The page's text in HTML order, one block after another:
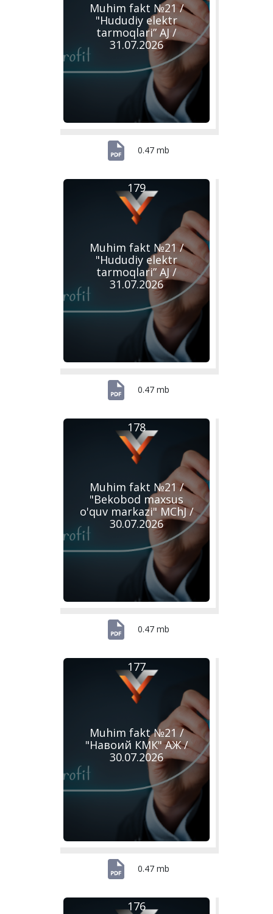
Muhim fakt №21 /
"Hududiy elektr
tarmoqlari” AJ /
31.07.2026
0.47 mb
Muhim fakt №21 /
"Hududiy elektr
tarmoqlari” AJ /
31.07.2026
179
0.47 mb
Muhim fakt №21 /
"Bekobod maxsus
o'quv markazi" MChJ /
30.07.2026
178
0.47 mb
Muhim fakt №21 /
"Навоий КМК" АЖ /
30.07.2026
177
0.47 mb
176